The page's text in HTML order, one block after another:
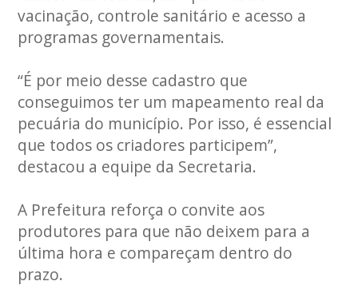
vacinação, controle sanitário e acesso a
programas governamentais.
“É por meio desse cadastro que
conseguimos ter um mapeamento real da
pecuária do município. Por isso, é essencial
que todos os criadores participem”,
destacou a equipe da Secretaria.
A Prefeitura reforça o convite aos
produtores para que não deixem para a
última hora e compareçam dentro do
prazo.